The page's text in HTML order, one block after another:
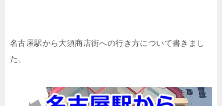
名古屋駅から大須商店街への行き方について書きまし
た。